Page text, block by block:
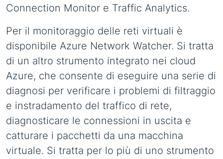
Connection Monitor e Traffic Analytics.
Per il monitoraggio delle reti virtuali è
disponibile Azure Network Watcher. Si tratta
di un altro strumento integrato nei cloud
Azure, che consente di eseguire una serie di
diagnosi per verificare i problemi di filtraggio
e instradamento del traffico di rete,
diagnosticare le connessioni in uscita e
catturare i pacchetti da una macchina
virtuale. Si tratta per lo più di uno strumento